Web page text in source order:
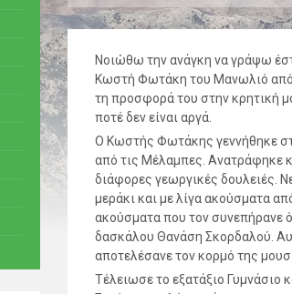
Νοιώθω την ανάγκη να γράψω
Κωστή Φωτάκη του Μανωλιό από
τη προσφορά του στην κρητική
ποτέ δεν είναι αργά.
Ο Κωστής Φωτάκης γεννήθηκε
από τις Μέλαμπες. Ανατράφηκε
διάφορες γεωργικές δουλειές.
μεράκι και με λίγα ακούσματα
ακούσματα που τον
δασκάλου Θανάση Σκορδαλού.
αποτελέσανε τον κορμό της
Τέλειωσε το εξατάξιο Γυμνάσιο